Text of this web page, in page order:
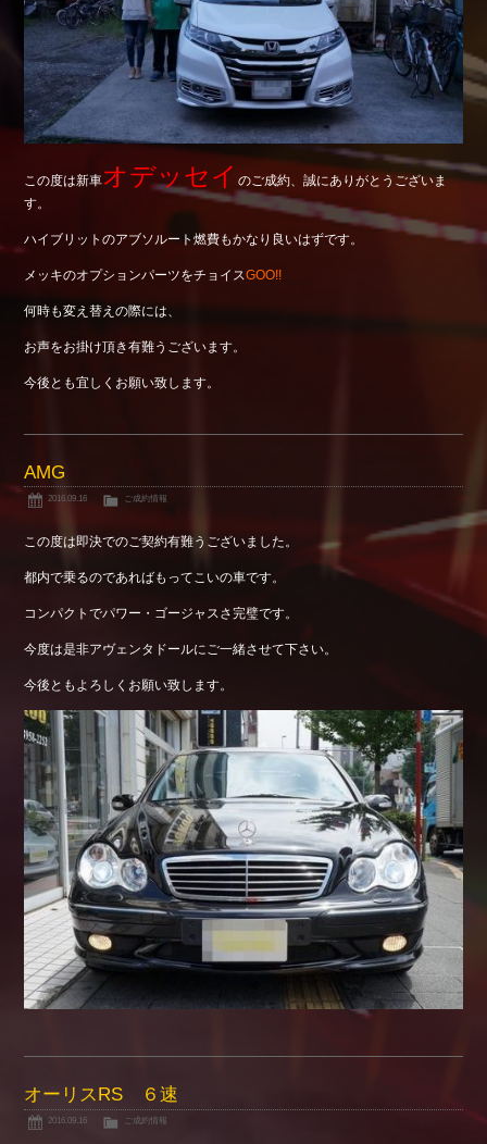
店舗紹介
Company
会社概要
この度は新車オデッセイのご成約、誠にありがとうございま
す。
ハイブリットのアブソルート燃費もかなり良いはずです。
メッキのオプションパーツをチョイスGOO!!
何時も変え替えの際には、
お声をお掛け頂き有難うございます。
今後とも宜しくお願い致します。
AMG
2016.09.16 ご成約情報
この度は即決でのご契約有難うございました。
都内で乗るのであればもってこいの車です。
コンパクトでパワー・ゴージャスさ完璧です。
今度は是非アヴェンタドールにご一緒させて下さい。
今後ともよろしくお願い致します。
オーリスRS ６速
2016.09.16 ご成約情報